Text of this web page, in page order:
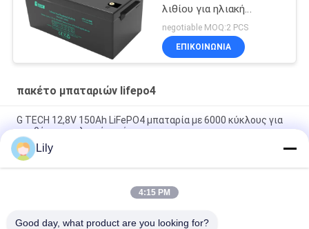
λιθίου για ηλιακή
ενέργεια και ηλεκτρική
ενέργεια
negotiable MOQ:2 PCS
ΕΠΙΚΟΙΝΩΝΙΑ
πακέτο μπαταριών lifepo4
G TECH 12,8V 150Ah LiFePO4 μπαταρία με 6000 κύκλους για
αποθήκευση ηλιακής ενέργειας
G TECH 72V 30Ah LiFePO4 μπαταρία με 6000 κύκλους ζωής
για ηλεκτρικό ποδήλατο και τρίκυκλο
G TECH 76.8V 100Ah LiFePO4 μπαταρία με 6000 κύκλους
Lily
4:15 PM
Good day, what product are you looking for?